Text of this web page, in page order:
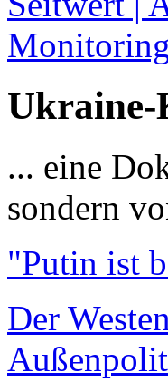
Ukraine-
... eine
sondern
"Putin ist
Der